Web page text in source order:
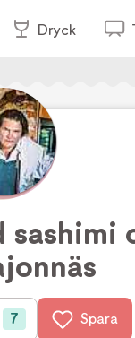
Dryck
sashimi
röster)
7 Spara